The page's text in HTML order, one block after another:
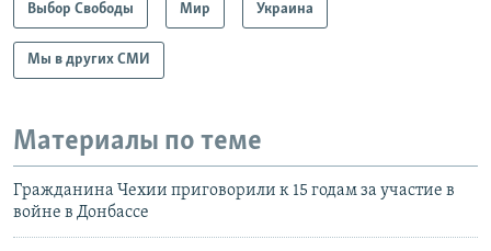
Выбор Свободы Мир Украина
Мы в других СМИ
Материалы по теме
Гражданина Чехии приговорили к 15 годам за участие в
войне в Донбассе